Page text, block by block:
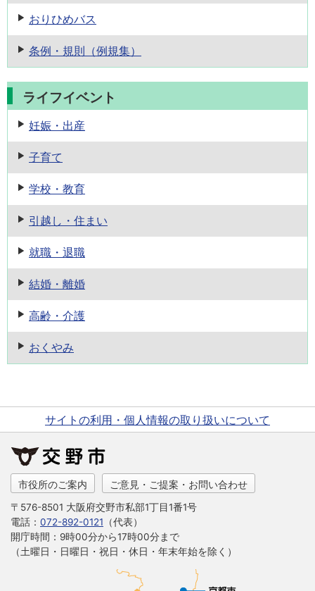
おりひめバス
条例・規則 （例規集）
ライフイベント
妊娠・出産
子育て
学校・教育
引越し・住まい
就職・退職
結婚・離婚
高齢・介護
おくやみ
サイトの利用・個人情報の取り扱いについて
市役所のご案内 ご意見・ご提案・お問い合わせ
〒576-8501 大阪府交野市私部1丁目1番1号
電話： 072-892-0121 （代表）
開庁時間：9時00分から17時00分まで
（土曜日・日曜日・祝日・休日・年末年始を除く）